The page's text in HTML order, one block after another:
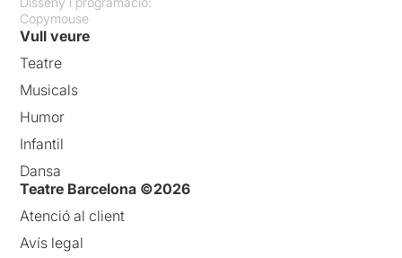
Copymouse
Vull veure
Teatre
Musicals
Humor
Infantil
Dansa
Teatre Barcelona ©2026
Atenció al client
Avís legal